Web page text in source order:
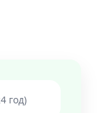
год)